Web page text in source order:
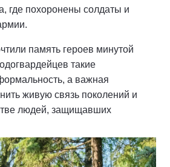
где похоронены солдаты и
память героев минутой
такие
а важная
живую связь поколений и
людей, защищавших